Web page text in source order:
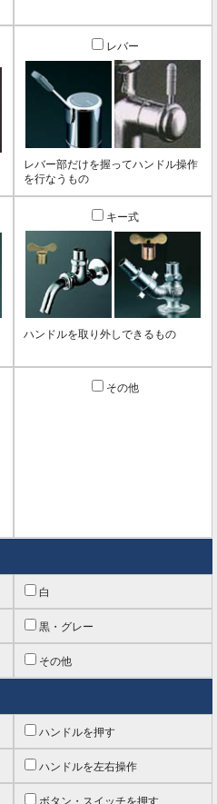
レバー
レバー部だけを握ってハンドル操作
を行なうもの
キー式
ハンドルを取り外しできるもの
その他
白
黒・グレー
その他
ハンドルを押す
ハンドルを左右操作
ボタン・スイッチを押す